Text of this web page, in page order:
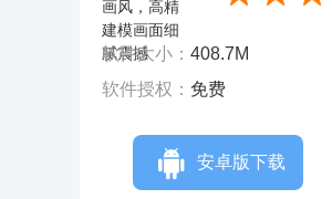
软件大小： 408.7M
软件授权： 免费
安卓版下载